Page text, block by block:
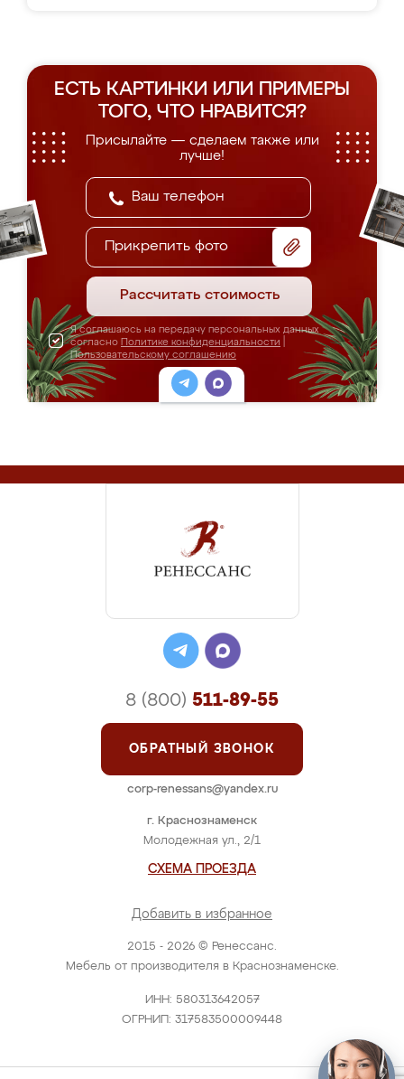
ЕСТЬ КАРТИНКИ ИЛИ ПРИМЕРЫ
ТОГО, ЧТО НРАВИТСЯ?
Присылайте — сделаем также или
лучше!
Прикрепить фото
Рассчитать стоимость
Я соглашаюсь на передачу персональных данных
согласно Политике конфиденциальности
Пользовательскому соглашению
2015 - 2026 © Ренессанс.
Мебель от производителя в Краснознаменске.
ИНН: 580313642057
ОГРНИП: 317583500009448
г. Краснознаменск
Молодежная ул., 2/1
СХЕМА ПРОЕЗДА
Добавить в избранное
8 (800) 511-89-55
ОБРАТНЫЙ ЗВОНОК
corp-renessans@yandex.ru